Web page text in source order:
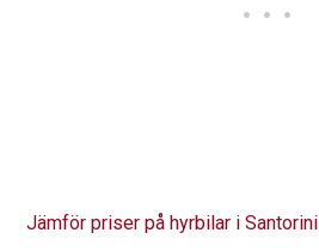
Jämför priser på hyrbilar i Santorini